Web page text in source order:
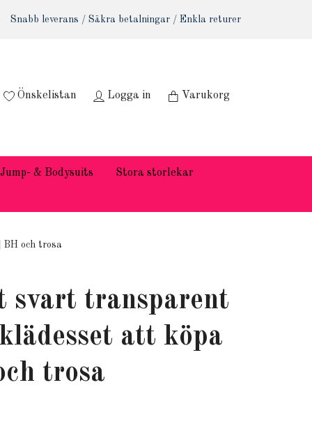
Snabb leverans / Säkra betalningar / Enkla returer
Önskelistan Logga in Varukorg
Jump- & Bodysuits
Stora storlekar
och trosa
svart transparent
att köpa
trosa